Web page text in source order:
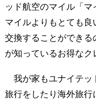
ッド航空のマイル「
マイルよりもとても
交換することができる
が知っているお得なク
我が家もユナイテッ
旅行をしたり海外旅